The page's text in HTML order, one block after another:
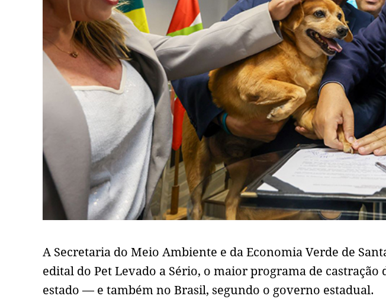
A Secretaria do Meio Ambiente e da Economia Verde de
edital do Pet Levado a Sério, o maior programa de castração
estado — e também no Brasil, segundo o governo estadual.